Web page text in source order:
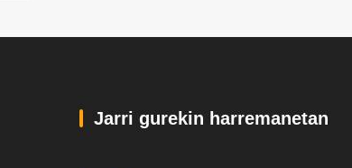
Jarri gurekin harremanetan